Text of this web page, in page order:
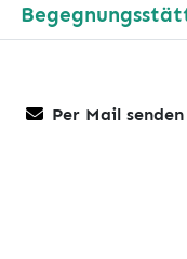
Per Mail senden